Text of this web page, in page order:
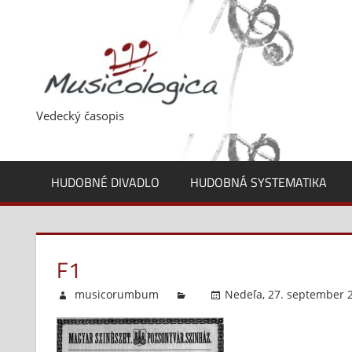
Vedecký časopis
HUDOBNÉ DIVADLO HUDOBNÁ SYSTEMATIKA
F1
musicorumbum Nedeľa, 27. september